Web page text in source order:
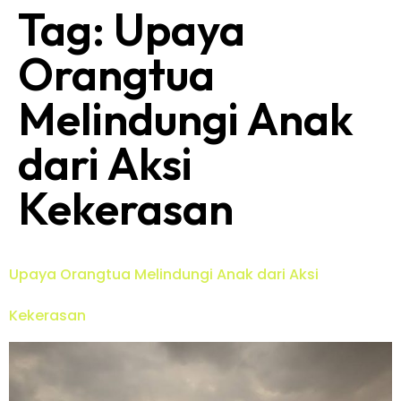
Tag: Upaya
Orangtua
Melindungi Anak
dari Aksi
Kekerasan
Upaya Orangtua Melindungi Anak dari Aksi
Kekerasan